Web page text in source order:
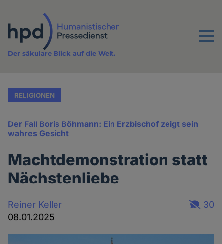
Inhalt
Menu
Der säkulare Blick auf die Welt.
RELIGIONEN
Der Fall Boris Böhmann: Ein Erzbischof zeigt sein
wahres Gesicht
Machtdemonstration statt
Nächstenliebe
Reiner Keller
08.01.2025
30